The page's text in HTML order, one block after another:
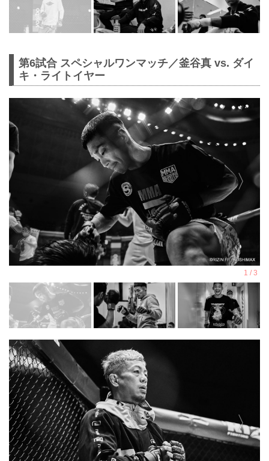
第6試合 スペシャルワンマッチ／釜谷真 vs. ダイ
キ・ライトイヤー